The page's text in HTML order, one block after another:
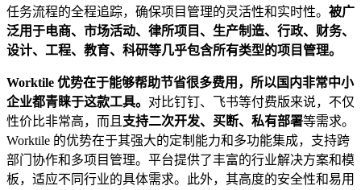
任务流程的全程追踪，确保项目管理的灵活性和实时性。 被广
泛用于电商、市场活动、律所项目、生产制造、行政、财务、
设计、工程、教育、科研等几乎包含所有类型的项目管理。
Worktile 优势在于能够帮助节省很多费用，所以国内非常中小
企业都青睐于这款工具。 对比钉钉、飞书等付费版来说，不仅
性价比非常高，而且 支持二次开发、买断、私有部署等需求。
Worktile 的优势在于其强大的定制能力和多功能集成，支持跨
部门协作和多项目管理。平台提供了丰富的行业解决方案和模
板，适应不同行业的具体需求。此外，其高度的安全性和易用